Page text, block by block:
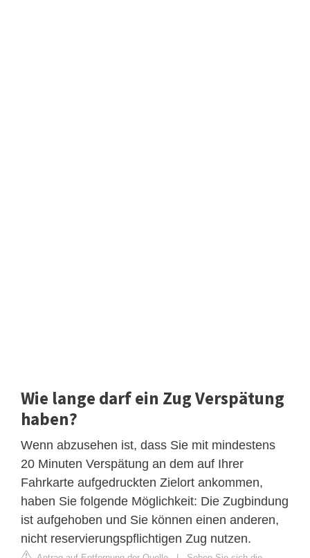
Wie lange darf ein Zug Verspätung
haben?
Wenn abzusehen ist, dass Sie mit mindestens
20 Minuten Verspätung an dem auf Ihrer
Fahrkarte aufgedruckten Zielort ankommen,
haben Sie folgende Möglichkeit: Die Zugbindung
ist aufgehoben und Sie können einen anderen,
nicht reservierungspflichtigen Zug nutzen.